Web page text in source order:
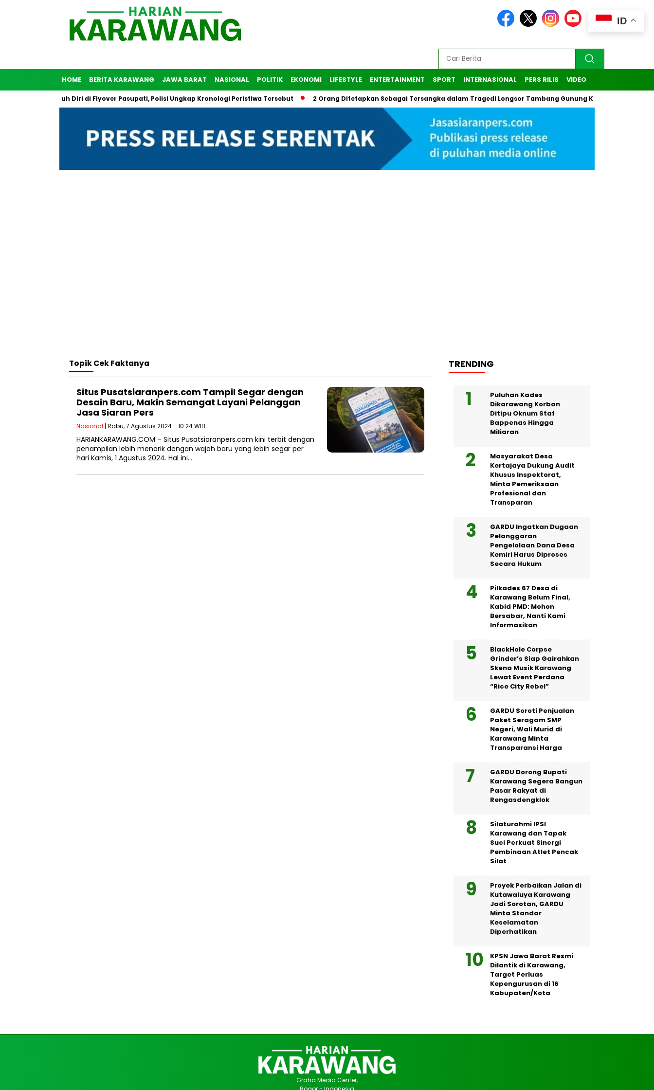
HOME BERITA KARAWANG JAWA BARAT NASIONAL POLITIK EKONOMI LIFESTYLE ENTERTAINMENT SPORT INTERNASIONAL PERS RILIS VIDEO
Coba Bunuh Diri di Flyover Pasupati, Polisi Ungkap Kronologi Peristiwa Tersebut 2 Orang Ditetapkan Sebagai Tersangka dalam Tragedi Longsor Tambang Gunung Kuda di Cirebon
TopikCek Faktanya
Situs Pusatsiaranpers.com Tampil Segar dengan
Desain Baru, Makin Semangat Layani Pelanggan
Jasa Siaran Pers
Nasional | Rabu, 7 Agustus 2024 - 10:24 WIB
HARIANKARAWANG.COM – Situs Pusatsiaranpers.com kini terbit dengan
penampilan lebih menarik dengan wajah baru yang lebih segar per
hari Kamis, 1 Agustus 2024. Hal ini…
TRENDING
Puluhan Kades
Dikarawang Korban
Ditipu Oknum Staf
Bappenas Hingga
Miliaran
Masyarakat Desa
Kertajaya Dukung Audit
Khusus Inspektorat,
Minta Pemeriksaan
Profesional dan
Transparan
GARDU Ingatkan Dugaan
Pelanggaran
Pengelolaan Dana Desa
Kemiri Harus Diproses
Secara Hukum
Pilkades 67 Desa di
Karawang Belum Final,
Kabid PMD: Mohon
Bersabar, Nanti Kami
Informasikan
BlackHole Corpse
Grinder’s Siap Gairahkan
Skena Musik Karawang
Lewat Event Perdana
“Rice City Rebel”
GARDU Soroti Penjualan
Paket Seragam SMP
Negeri, Wali Murid di
Karawang Minta
Transparansi Harga
GARDU Dorong Bupati
Karawang Segera Bangun
Pasar Rakyat di
Rengasdengklok
Silaturahmi IPSI
Karawang dan Tapak
Suci Perkuat Sinergi
Pembinaan Atlet Pencak
Silat
Proyek Perbaikan Jalan di
Kutawaluya Karawang
Jadi Sorotan, GARDU
Minta Standar
Keselamatan
Diperhatikan
KPSN Jawa Barat Resmi
Dilantik di Karawang,
Target Perluas
Kepengurusan di 16
Kabupaten/Kota
ID
Graha Media Center,